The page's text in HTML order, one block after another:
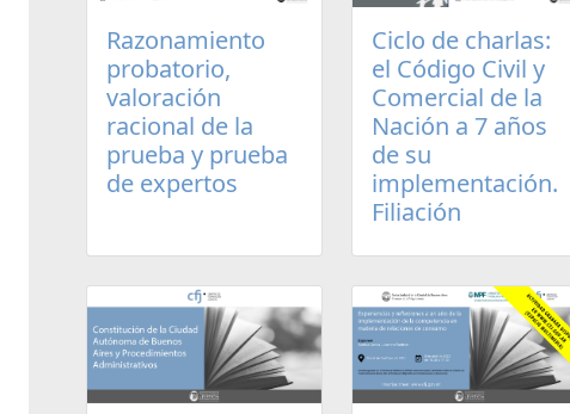
Razonamiento
probatorio,
valoración
racional de la
prueba y prueba
de expertos
Ciclo de charlas:
el Código Civil y
Comercial de la
Nación a 7 años
de su
implementación.
Filiación